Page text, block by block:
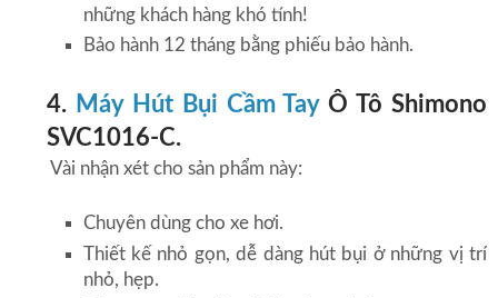
những khách hàng khó tính!
Bảo hành 12 tháng bằng phiếu bảo hành.
4. Máy Hút Bụi Cầm TayÔ Tô Shimono
SVC1016-C.
Vài nhận xét cho sản phẩm này:
Chuyên dùng cho xe hơi.
Thiết kế nhỏ gọn, dễ dàng hút bụi ở những vị trí
nhỏ, hẹp.